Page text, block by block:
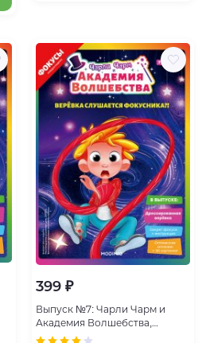
399 ₽
Выпуск №7: Чарли Чарм и
Академия Волшебства,
Дрессированная верёвка